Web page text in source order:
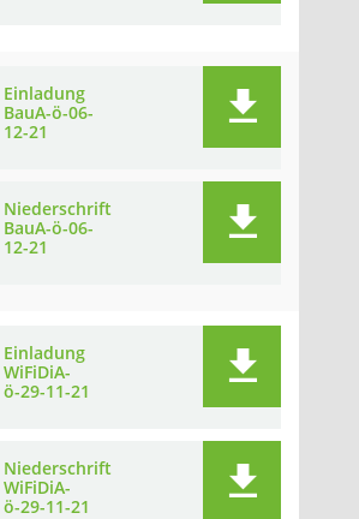
Einladung
BauA-ö-06-
12-21
Niederschrift
BauA-ö-06-
12-21
Einladung
WiFiDiA-
ö-29-11-21
Niederschrift
WiFiDiA-
ö-29-11-21